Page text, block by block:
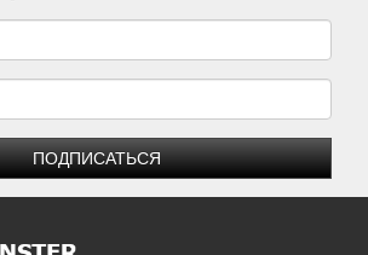
ПОДПИСАТЬСЯ